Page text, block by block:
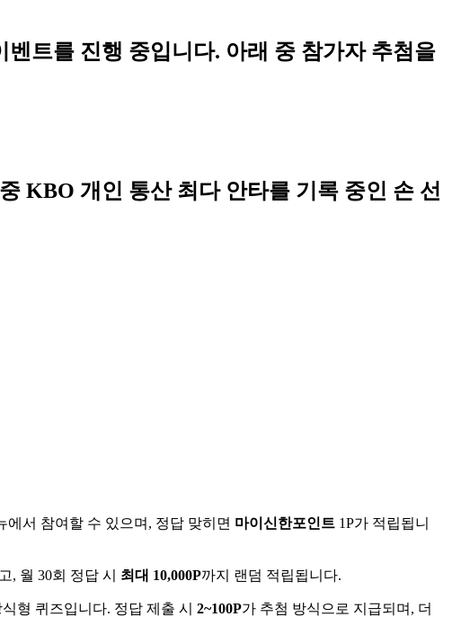
트를 진행 중입니다. 아래 중 참가자 추첨을
KBO 개인 통산 최다 안타를 기록 중인 손 선
서 참여할 수 있으며, 정답 맞히면 마이신한포인트 1P가 적립됩니
, 월 30회 정답 시 최대 10,000P까지 랜덤 적립됩니다.
형 퀴즈입니다. 정답 제출 시 2~100P가 추첨 방식으로 지급되며, 더